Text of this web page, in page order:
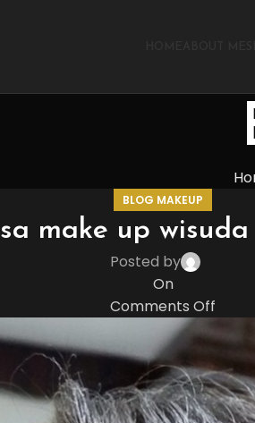
BLOG MAKEUP
make up
Posted by
On
Comments Off